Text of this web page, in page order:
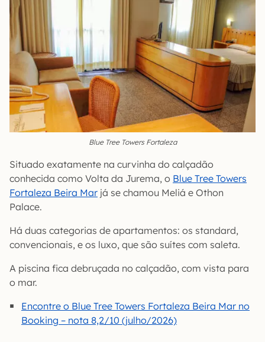
Blue Tree Towers Fortaleza
Situado exatamente na curvinha do calçadão
conhecida como Volta da Jurema, o Blue Tree Towers
Fortaleza Beira Mar já se chamou Meliá e Othon
Palace.
Há duas categorias de apartamentos: os standard,
convencionais, e os luxo, que são suítes com saleta.
A piscina fica debruçada no calçadão, com vista para
o mar.
Encontre o Blue Tree Towers Fortaleza Beira Mar no
Booking – nota 8,2/10 (julho/2026)